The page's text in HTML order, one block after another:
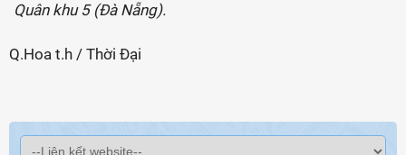
Quân khu 5 (Đà Nẵng).
Q.Hoa t.h / Thời Đại